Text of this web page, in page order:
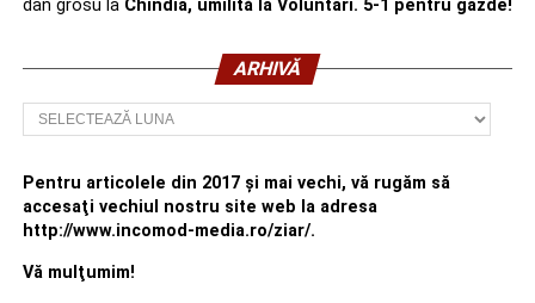
dan grosu la Chindia, umilită la Voluntari. 5-1 pentru gazde!
ARHIVĂ
Arhivă
Pentru articolele din 2017 şi mai vechi, vă rugăm să
accesaţi vechiul nostru site web la adresa
http://www.incomod-media.ro/ziar/.
Vă mulţumim!